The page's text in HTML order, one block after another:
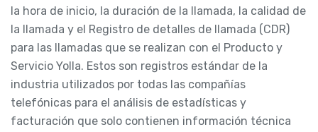
la hora de inicio, la duración de la llamada, la calidad de
la llamada y el Registro de detalles de llamada (CDR)
para las llamadas que se realizan con el Producto y
Servicio Yolla. Estos son registros estándar de la
industria utilizados por todas las compañías
telefónicas para el análisis de estadísticas y
facturación que solo contienen información técnica